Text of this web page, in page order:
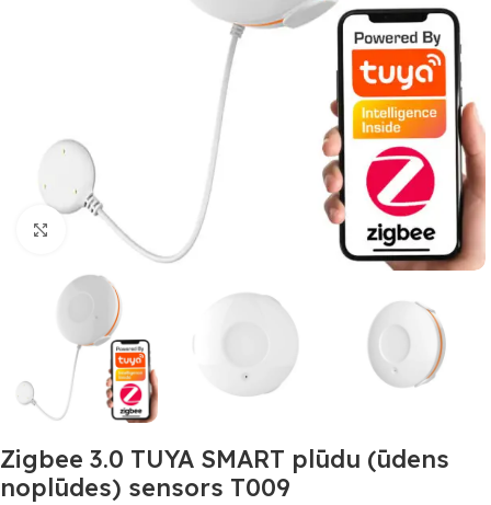
Noklikšķiniet, lai palielinātu
Zigbee 3.0 TUYA SMART plūdu (ūdens
noplūdes) sensors T009